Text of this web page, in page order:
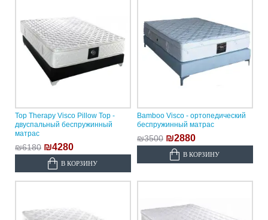
Top Therapy Visco Pillow Top -
двуспальный беспружинный
матрас
₪6180 ₪4280
В КОРЗИНУ
Bamboo Visco - ортопедический
беспружинный матрас
₪3500 ₪2880
В КОРЗИНУ